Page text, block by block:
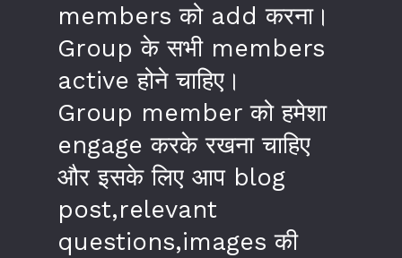
members को add करना।
Group के सभी members
active होने चाहिए।
Group member को हमेशा
engage करके रखना चाहिए
और इसके लिए आप blog
post,relevant
questions,images की